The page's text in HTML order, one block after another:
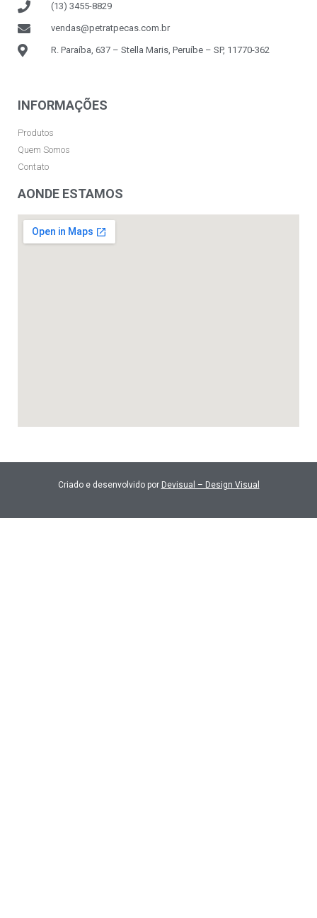
(13) 3455-8829
vendas@petratpecas.com.br
R. Paraíba, 637 – Stella Maris, Peruíbe – SP, 11770-362
INFORMAÇÕES
Produtos
Quem Somos
Contato
AONDE ESTAMOS
Criado e desenvolvido por Devisual – Design Visual